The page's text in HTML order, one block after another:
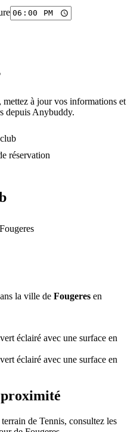
à jour vos informations et
depuis Anybuddy.
réservation
la ville de Fougeres en
éclairé avec une surface en
éclairé avec une surface en
proximité
de Tennis, consultez les